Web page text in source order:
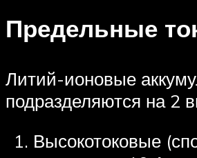
Предельные
Литий-ионовые
подразделяются на 2
Высокотоковые